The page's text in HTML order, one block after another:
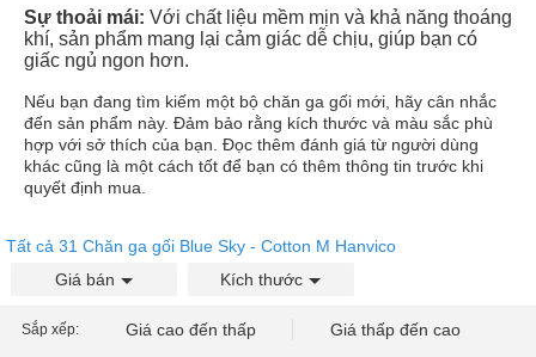
Sự thoải mái: Với chất liệu mềm mịn và khả năng thoáng
khí, sản phẩm mang lại cảm giác dễ chịu, giúp bạn có
giấc ngủ ngon hơn.
Nếu bạn đang tìm kiếm một bộ chăn ga gối mới, hãy cân nhắc
đến sản phẩm này. Đảm bảo rằng kích thước và màu sắc phù
hợp với sở thích của bạn. Đọc thêm đánh giá từ người dùng
khác cũng là một cách tốt để bạn có thêm thông tin trước khi
quyết định mua.
Tất cả 31 Chăn ga gối Blue Sky - Cotton M Hanvico
Giá bán
Kích thước
Sắp xếp: Giá cao đến thấp Giá thấp đến cao